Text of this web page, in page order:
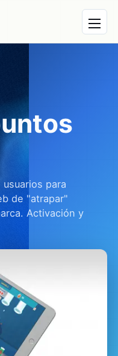
Abrir
para
de "atrapar"
Activación y